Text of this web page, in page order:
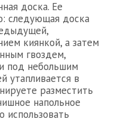
доска. Ее
следующая доска
киянкой, а затем
гвоздем,
под небольшим
утапливается в
разместить
напольное
использовать